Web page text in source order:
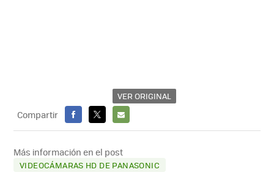
VER ORIGINAL
Compartir
FACEBOOK
X
E-
MAIL
Más información en el post
VIDEOCÁMARAS HD DE PANASONIC